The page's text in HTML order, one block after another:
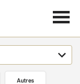
Autres